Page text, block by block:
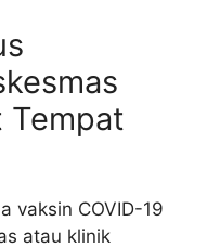
Tempat
vaksin COVID-19
atau klinik